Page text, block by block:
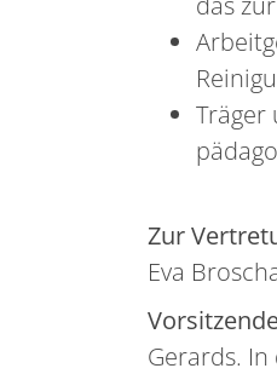
Träger
Zur
Eva
Gerards.